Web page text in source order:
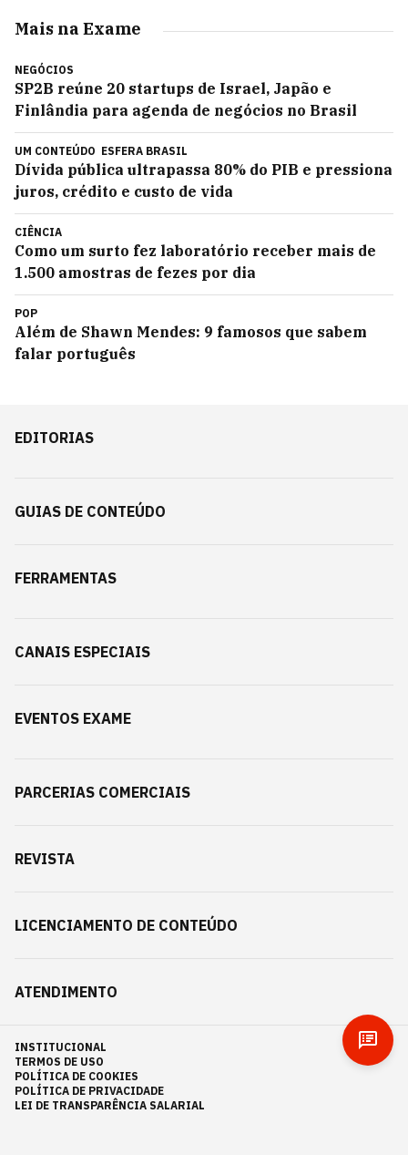
Mais na Exame
NEGÓCIOS
SP2B reúne 20 startups de Israel, Japão e
Finlândia para agenda de negócios no Brasil
UM CONTEÚDO ESFERA BRASIL
Dívida pública ultrapassa 80% do PIB e pressiona
juros, crédito e custo de vida
CIÊNCIA
Como um surto fez laboratório receber mais de
1.500 amostras de fezes por dia
POP
Além de Shawn Mendes: 9 famosos que sabem
falar português
EDITORIAS
GUIAS DE CONTEÚDO
FERRAMENTAS
CANAIS ESPECIAIS
EVENTOS EXAME
PARCERIAS COMERCIAIS
REVISTA
LICENCIAMENTO DE CONTEÚDO
ATENDIMENTO
INSTITUCIONAL
TERMOS DE USO
POLÍTICA DE COOKIES
POLÍTICA DE PRIVACIDADE
LEI DE TRANSPARÊNCIA SALARIAL